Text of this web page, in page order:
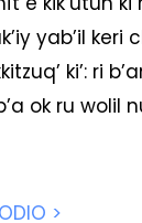
yab’il keri
ki’: ri
ok ru wolil
>